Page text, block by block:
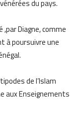
du pays.
Diagne, comme
à poursuivre une
de l’Islam
aux Enseignements